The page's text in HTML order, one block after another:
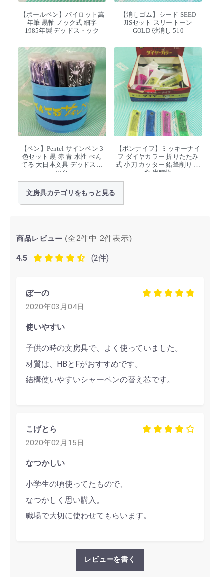
【ボールペン】パイロット萬
年筆 黒軸 ノック式 細字
1985年製 デッドストック
【消しゴム】シード SEED
JISセット スリートーン
GOLD 砂消し 510
【ペン】Pentel サインペン 3
色セット 黒 赤 青 水性 ぺん
てる 大日本文具 デッドスト
ック
【ボンナイフ】ミッキーナイ
フ ダイヤカラー 折りたたみ
式 小刀 カッター 鉛筆削り 工
作 当時物
文房具カテゴリをもっと見る
商品レビュー (全2件中 2件表示)
4.5 (2件)
ぼーの
2020年03月04日
使いやすい
子供の時の文房具で、よく使っていました。
材質は、HBとFがおすすめです。
結構使いやすいシャーペンの替え芯です。
こげとら
2020年02月15日
なつかしい
小学生の頃使ってたもので、
なつかしく思い購入。
職場で大切に使わせてもらいます。
レビューを書く